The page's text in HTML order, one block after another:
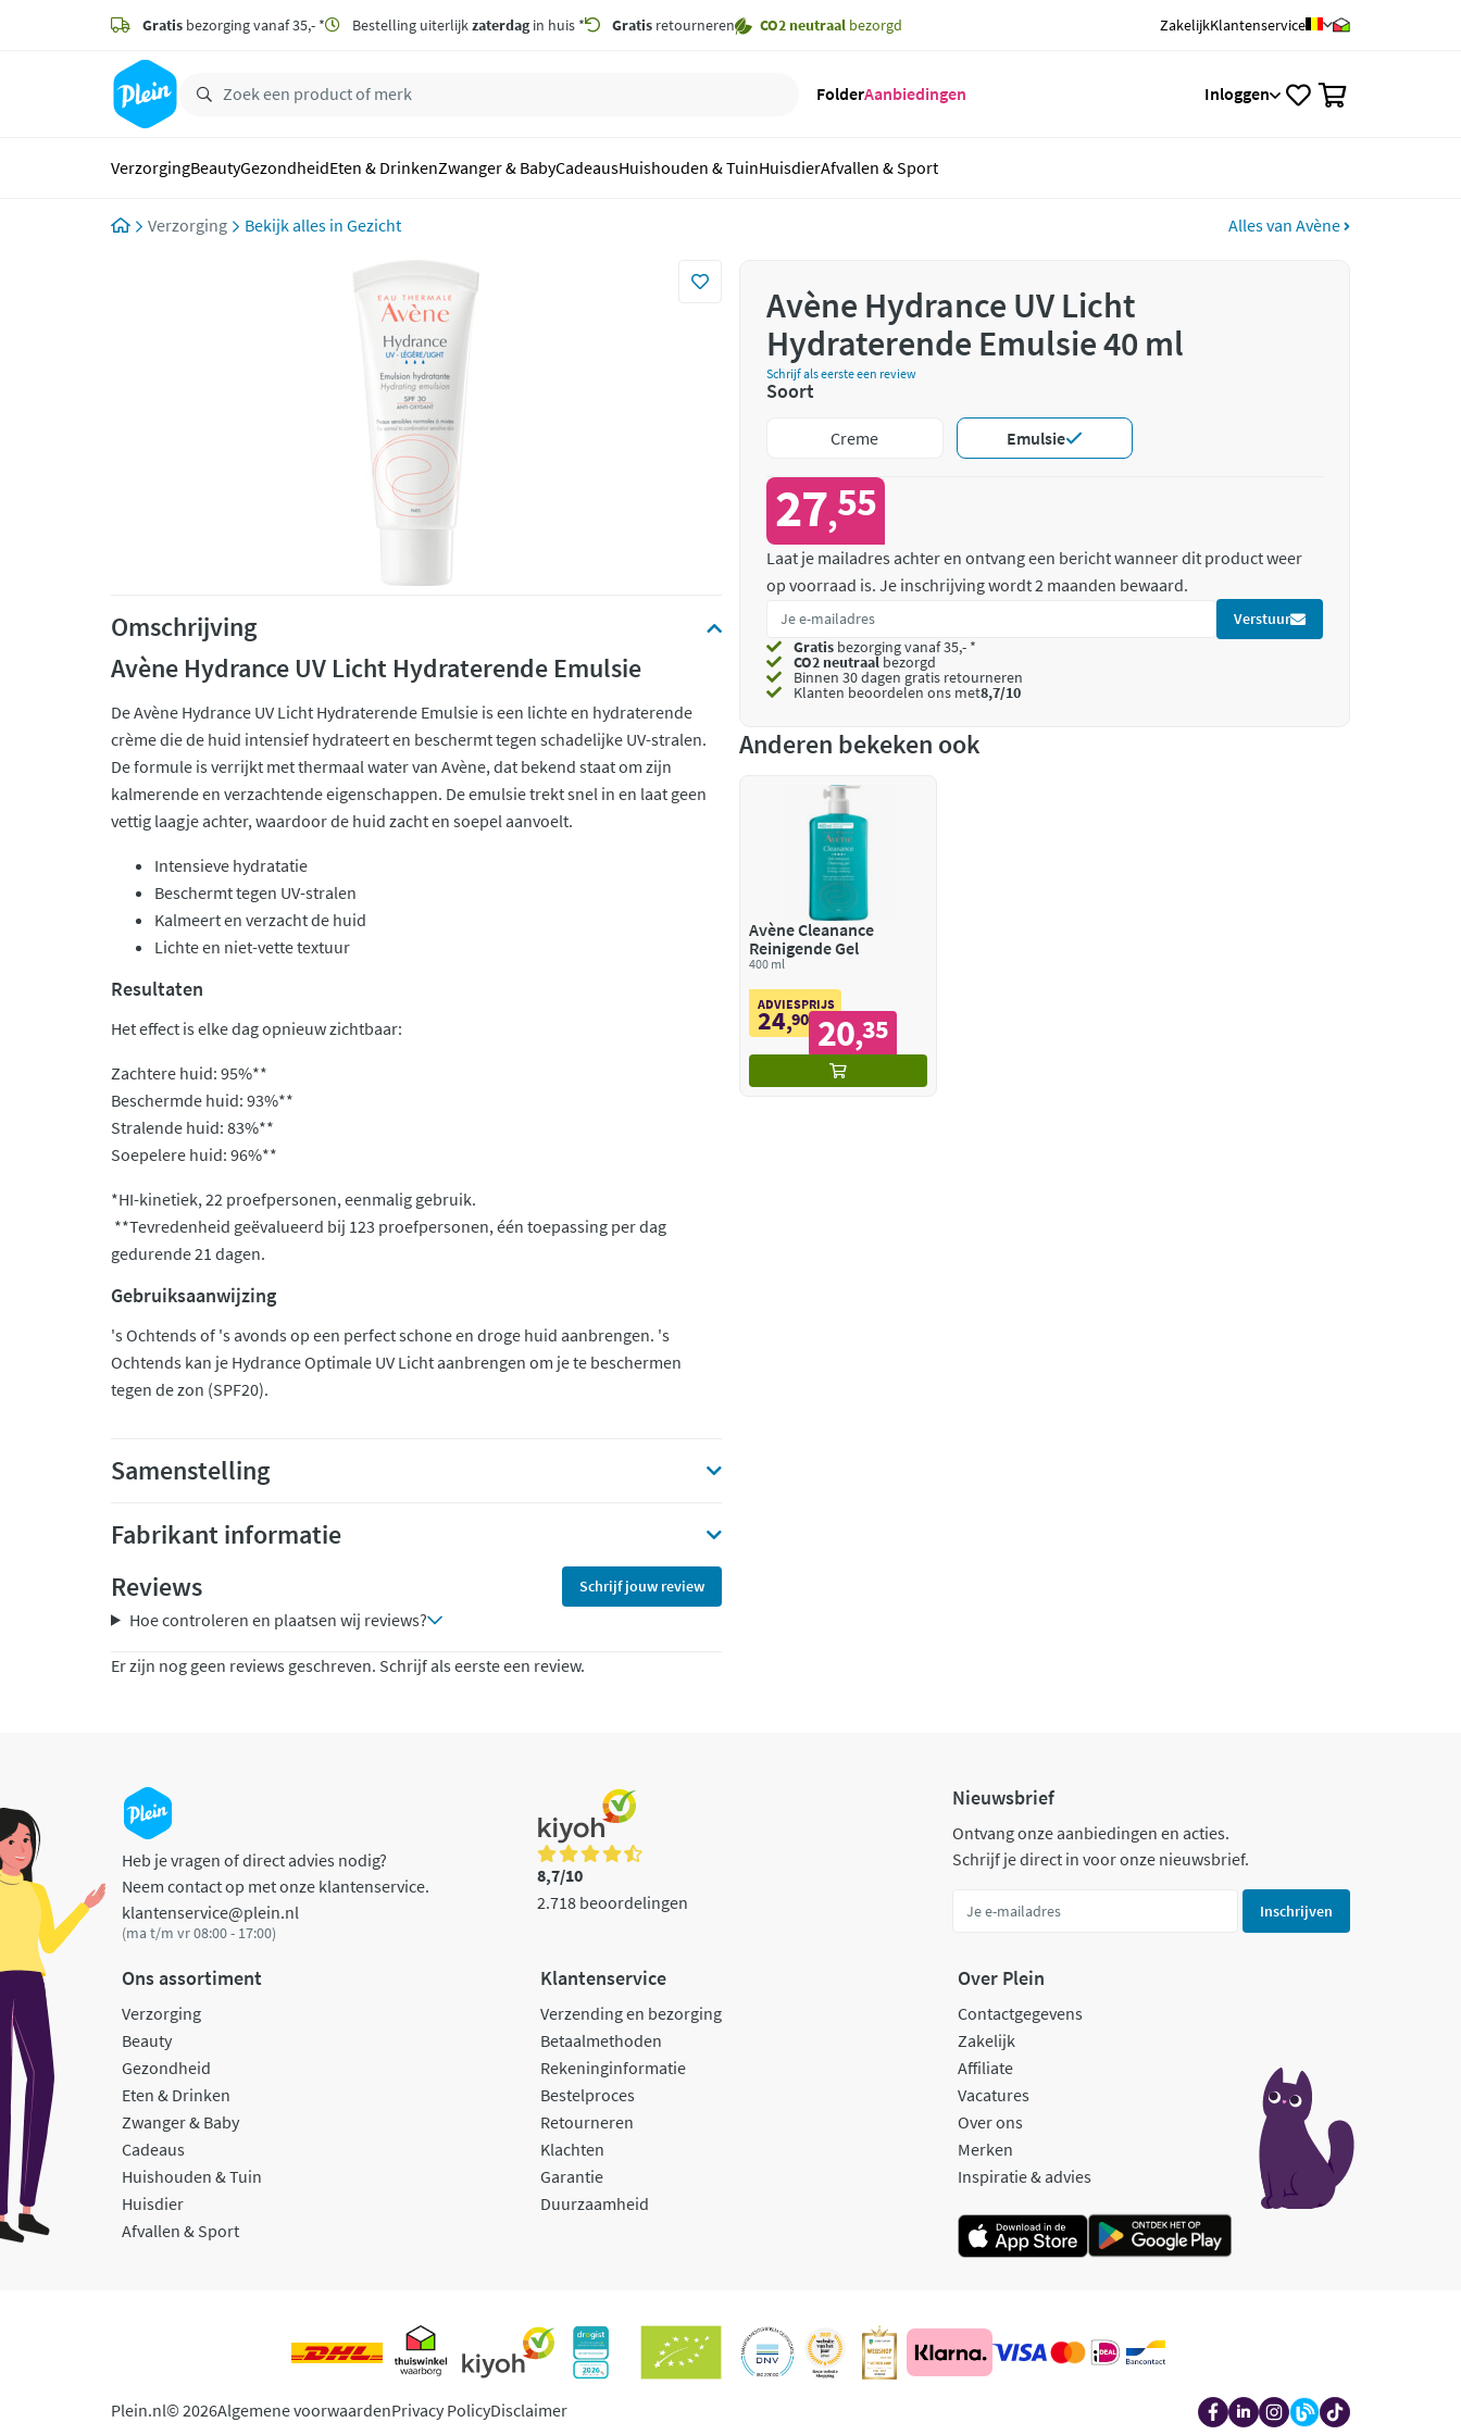
zoeken
hoofdinhoud
Gratis bezorging vanaf 35,- * Bestelling uiterlijkzaterdagin huis * Gratis retourneren CO2 neutraal bezorgd ZakelijkKlantenservice
FolderAanbiedingen Inloggen
VerzorgingBeautyGezondheidEten & DrinkenZwanger & BabyCadeausHuishouden & TuinHuisdierAfvallen & Sport
Verzorging Gezicht Alles van Avène
Omschrijving
Avène Hydrance UV Licht Hydraterende Emulsie
De Avène Hydrance UV Licht Hydraterende Emulsie is een lichte en hydraterende
crème die de huid intensief hydrateert en beschermt tegen schadelijke UV-stralen.
De formule is verrijkt met thermaal water van Avène, dat bekend staat om zijn
kalmerende en verzachtende eigenschappen. De emulsie trekt snel in en laat geen
vettig laagje achter, waardoor de huid zacht en soepel aanvoelt.
Intensieve hydratatie
Beschermt tegen UV-stralen
Kalmeert en verzacht de huid
Lichte en niet-vette textuur
Resultaten
Het effect is elke dag opnieuw zichtbaar:
Zachtere huid: 95%**
Beschermde huid: 93%**
Stralende huid: 83%**
Soepelere huid: 96%**
*HI-kinetiek, 22 proefpersonen, eenmalig gebruik.
**Tevredenheid geëvalueerd bij 123 proefpersonen, één toepassing per dag
gedurende 21 dagen.
Gebruiksaanwijzing
's Ochtends of 's avonds op een perfect schone en droge huid aanbrengen. 's
Ochtends kan je Hydrance Optimale UV Licht aanbrengen om je te beschermen
tegen de zon (SPF20).
Samenstelling
Fabrikant informatie
Reviews
Schrijf jouw review
Hoe controleren en plaatsen wij reviews?
Er zijn nog geen reviews geschreven. Schrijf als eerste een review.
Avène Hydrance UV Licht
Hydraterende Emulsie 40 ml
Schrijf als eerste een review
Soort
Creme Emulsie
27,55
Laat je mailadres achter en ontvang een bericht wanneer dit product weer
op voorraad is. Je inschrijving wordt 2 maanden bewaard.
Verstuur
Gratis bezorging vanaf 35,- *
CO2 neutraalbezorgd
Binnen 30 dagen gratis retourneren
Klanten beoordelen ons met8,7/10
Anderen bekeken ook
Avène Cleanance
Reinigende Gel
400 ml
ADVIESPRIJS
24,90 20,35
Heb je vragen of direct advies nodig?
Neem contact op met onze klantenservice.
klantenservice@plein.nl
(ma t/m vr 08:00 - 17:00)
8,7/10
2.718 beoordelingen
Nieuwsbrief
Ontvang onze aanbiedingen en acties.
Schrijf je direct in voor onze nieuwsbrief.
Inschrijven
Ons assortiment
Verzorging
Beauty
Gezondheid
Eten & Drinken
Zwanger & Baby
Cadeaus
Huishouden & Tuin
Huisdier
Afvallen & Sport
Klantenservice
Verzending en bezorging
Betaalmethoden
Rekeninginformatie
Bestelproces
Retourneren
Klachten
Garantie
Duurzaamheid
Over Plein
Contactgegevens
Zakelijk
Affiliate
Vacatures
Over ons
Merken
Inspiratie & advies
Plein.nl© 2026Algemene voorwaardenPrivacy PolicyDisclaimer